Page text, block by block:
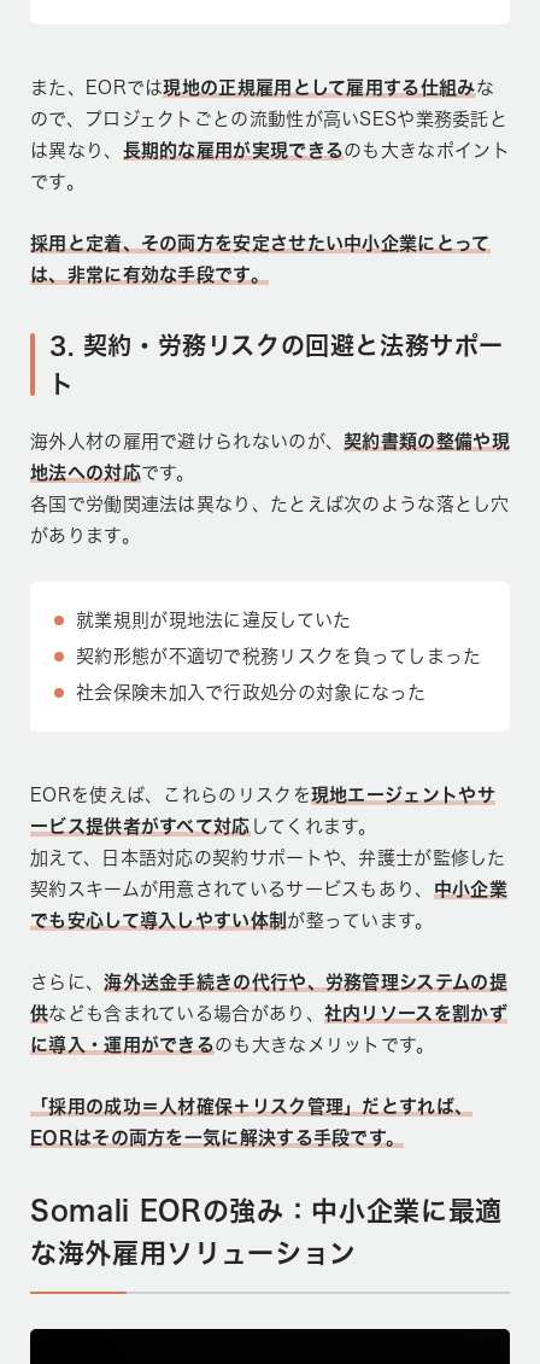
また、EORでは現地の正規雇用として雇用する仕組みな
ので、プロジェクトごとの流動性が高いSESや業務委託と
は異なり、 長期的な雇用が実現できるのも大きなポイント
です。
採用と定着、その両方を安定させたい中小企業にとって
は、非常に有効な手段です。
3. 契約・労務リスクの回避と法務サポー
ト
海外人材の雇用で避けられないのが、 契約書類の整備や現
地法への対応です。
各国で労働関連法は異なり、たとえば次のような落とし穴
があります。
就業規則が現地法に違反していた
契約形態が不適切で税務リスクを負ってしまった
社会保険未加入で行政処分の対象になった
EORを使えば、これらのリスクを現地エージェントやサ
ービス提供者がすべて対応 してくれます。
加えて、日本語対応の契約サポートや、弁護士が監修した
契約スキームが用意されているサービスもあり、 中小企業
でも安心して導入しやすい体制 が整っています。
さらに、海外送金手続きの代行や、労務管理システムの提
供なども含まれている場合があり、 社内リソースを割かず
に導入・運用ができるのも大きなメリットです。
「採用の成功＝人材確保＋リスク管理」だとすれば、
EORはその両方を一気に解決する手段です。
Somali EORの強み：中小企業に最適
な海外雇用ソリューション